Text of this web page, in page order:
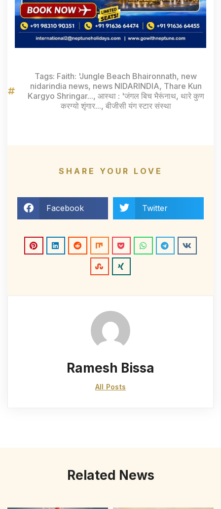
Tags: Faith: 'Jungle Beach Bhaironnath, new
nidarindia news, news NIDARINDIA, Thare Kun
Kargyo Shringar..., आस्था : 'जंगल बिच भैरूंनाथ, थारे कुण
करग्यो शृंगार..., बीजीसी यंग स्टार संस्था
SHARE YOUR LOVE
Facebook Twitter
Ramesh Bissa
All Posts
Related News